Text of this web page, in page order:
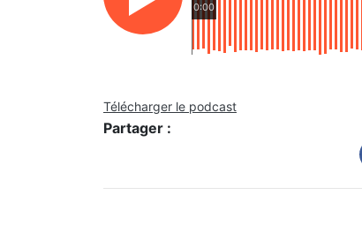
0:00
Télécharger le podcast
Partager :